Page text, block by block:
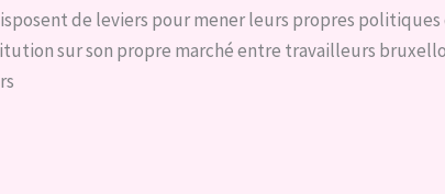
de leviers pour mener leurs propres
sur son propre marché entre travailleurs